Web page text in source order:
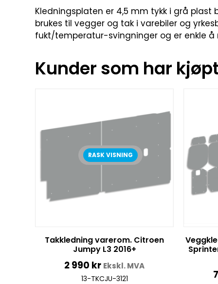
Kledningsplaten er 4,5 mm tykk i grå plast
brukes til vegger og tak i varebiler og
fukt/temperatur-svingninger og er enkle
Kunder som har
RASK VISNING
Takkledning varerom. Citroen
Jumpy L3 2016+
2 990 kr Ekskl. MVA
13-TKCJU-3121